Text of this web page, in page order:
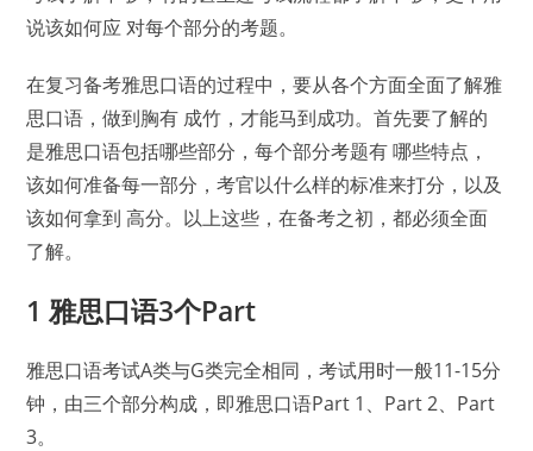
说该如何应 对每个部分的考题。
在复习备考雅思口语的过程中，要从各个方面全面了解雅
思口语，做到胸有 成竹，才能马到成功。首先要了解的
是雅思口语包括哪些部分，每个部分考题有 哪些特点，
该如何准备每一部分，考官以什么样的标准来打分，以及
该如何拿到 高分。以上这些，在备考之初，都必须全面
了解。
1 雅思口语3个Part
雅思口语考试A类与G类完全相同，考试用时一般11-15分
钟，由三个部分构成，即雅思口语Part 1、Part 2、Part
3。